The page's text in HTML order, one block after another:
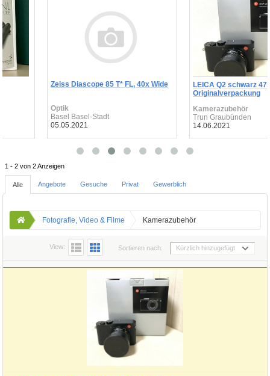
Zeiss Diascope 85 T* FL, 40x Wide
Optik
Basel Basel-Stadt
05.05.2021
LEICA Q2 schwarz
Originalverpackung
Kamerazubehör
Trun Graubünden
14.06.2021
1 - 2 von 2 Anzeigen
Alle Angebote Gesuche Privat Gewerblich
Fotografie, Video & Filme Kamerazubehör
Sortieren nach: Kürzlich hinzugefügt
View: